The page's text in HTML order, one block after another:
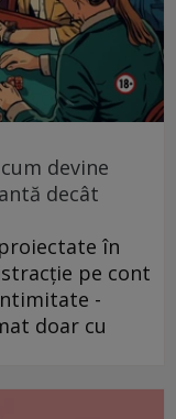
devine
decât
în
pe cont
-
doar cu